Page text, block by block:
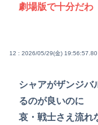
劇場版で十分だわ
12 : 2026/05/29(金) 19:56:57.80
シャアがザンジバ
るのが良いのに
哀・戦士さえ流れ